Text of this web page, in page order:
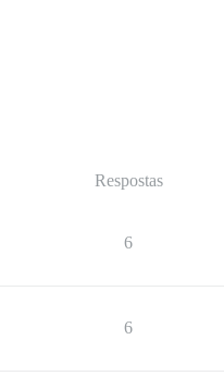
Respostas
6
6